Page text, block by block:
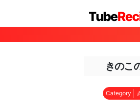
きのこ
Category